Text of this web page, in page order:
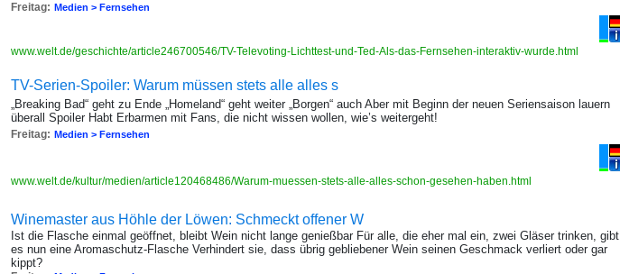
Freitag: Medien > Fernsehen
www.welt.de/geschichte/article246700546/TV-Televoting-Lichttest-und-Ted-Als-das-Fernsehen-interaktiv-wurde.html
TV-Serien-Spoiler: Warum müssen stets alle alles s
„Breaking Bad“ geht zu Ende „Homeland“ geht weiter „Borgen“ auch Aber mit Beginn der neuen Seriensaison lauern
überall Spoiler Habt Erbarmen mit Fans, die nicht wissen wollen, wie’s weitergeht!
Freitag: Medien > Fernsehen
www.welt.de/kultur/medien/article120468486/Warum-muessen-stets-alle-alles-schon-gesehen-haben.html
Winemaster aus Höhle der Löwen: Schmeckt offener W
Ist die Flasche einmal geöffnet, bleibt Wein nicht lange genießbar Für alle, die eher mal ein, zwei Gläser trinken, gibt
es nun eine Aromaschutz-Flasche Verhindert sie, dass übrig gebliebener Wein seinen Geschmack verliert oder gar
kippt?